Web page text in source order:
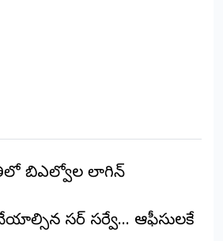
చేతిలో బిఎల్వోల లాగిన్
సర్ సర్వే... ఆఫీసులకే